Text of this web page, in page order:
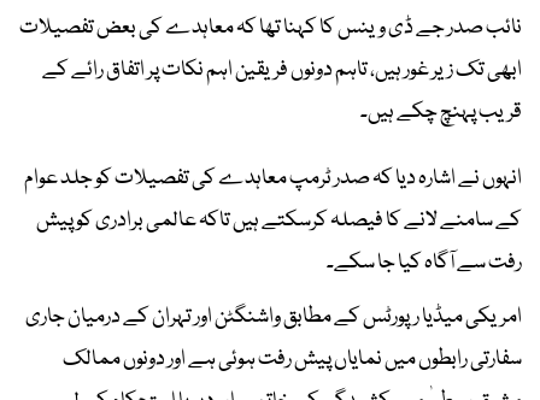
نائب صدر جے ڈی وینس کا کہنا تھا کہ معاہدے کی بعض تفصیلات
ابھی تک زیر غور ہیں، تاہم دونوں فریقین اہم نکات پر اتفاق رائے کے
قریب پہنچ چکے ہیں۔
انہوں نے اشارہ دیا کہ صدر ٹرمپ معاہدے کی تفصیلات کو جلد عوام
کے سامنے لانے کا فیصلہ کرسکتے ہیں تاکہ عالمی برادری کو پیش
رفت سے آگاہ کیا جا سکے۔
امریکی میڈیا رپورٹس کے مطابق واشنگٹن اور تہران کے درمیان جاری
سفارتی رابطوں میں نمایاں پیش رفت ہوئی ہے اور دونوں ممالک